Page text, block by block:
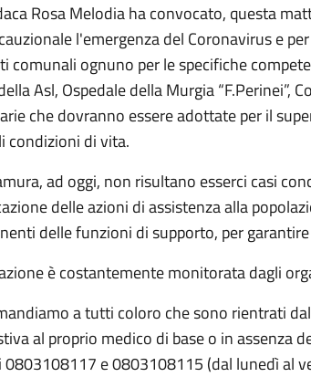
Rosa Melodia ha convocato, questa
l'emergenza del Coronavirus e
comunali ognuno per le specifiche
Asl, Ospedale della Murgia “F.Perinei”,
che dovranno essere adottate per il
condizioni di vita.
ad oggi, non risultano esserci casi
delle azioni di assistenza alla
delle funzioni di supporto, per
è costantemente monitorata dagli
a tutti coloro che sono rientrati
al proprio medico di base o in assenza
0803108117 e 0803108115 (dal lunedì al